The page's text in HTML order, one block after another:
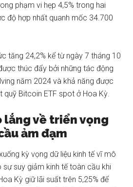
phạm vi hẹp 4,5% trong hai
độ hợp nhất quanh mốc 34.700
tăng 24,2% kể từ ngày 7 tháng 10
thúc đẩy bởi những tác động
năm 2024 và khả năng được
quỹ Bitcoin ETF spot ở Hoa Kỳ.
lắng về triển vọng
ảm đạm
kỳ vọng dữ liệu kinh tế vĩ mô
suy giảm kinh tế toàn cầu khi
Kỳ giữ lãi suất trên 5,25% để